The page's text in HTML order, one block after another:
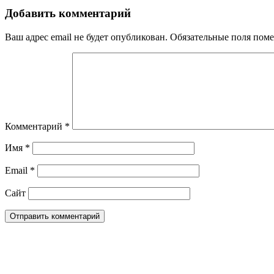
Добавить комментарий
Ваш адрес email не будет опубликован. Обязательные поля
Комментарий *
Имя *
Email *
Сайт